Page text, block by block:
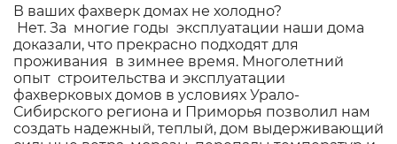
В ваших фахверк домах не холодно?
Нет. За многие годы эксплуатации наши дома
доказали, что прекрасно подходят для
проживания в зимнее время. Многолетний
опыт строительства и эксплуатации
фахверковых домов в условиях Урало-
Сибирского региона и Приморья позволил нам
создать надежный, теплый, дом выдерживающий